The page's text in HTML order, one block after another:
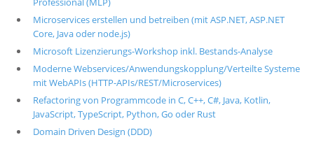
Microservices erstellen und betreiben (mit ASP.NET, ASP.NET
Core, Java oder node.js)
Microsoft Lizenzierungs-Workshop inkl. Bestands-Analyse
Moderne Webservices/Anwendungskopplung/Verteilte Systeme
mit WebAPIs (HTTP-APIs/REST/Microservices)
Refactoring von Programmcode in C, C++, C#, Java, Kotlin,
JavaScript, TypeScript, Python, Go oder Rust
Domain Driven Design (DDD)